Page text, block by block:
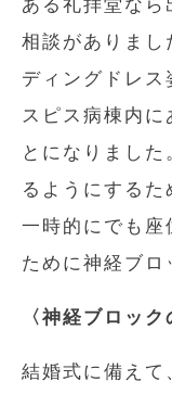
ある礼拝堂なら
相談がありまし
ディングドレス
スピス病棟内に
とになりまし
るようにするた
一時的にでも座
ために神経ブロ
〈神経ブロック
結婚式に備えて